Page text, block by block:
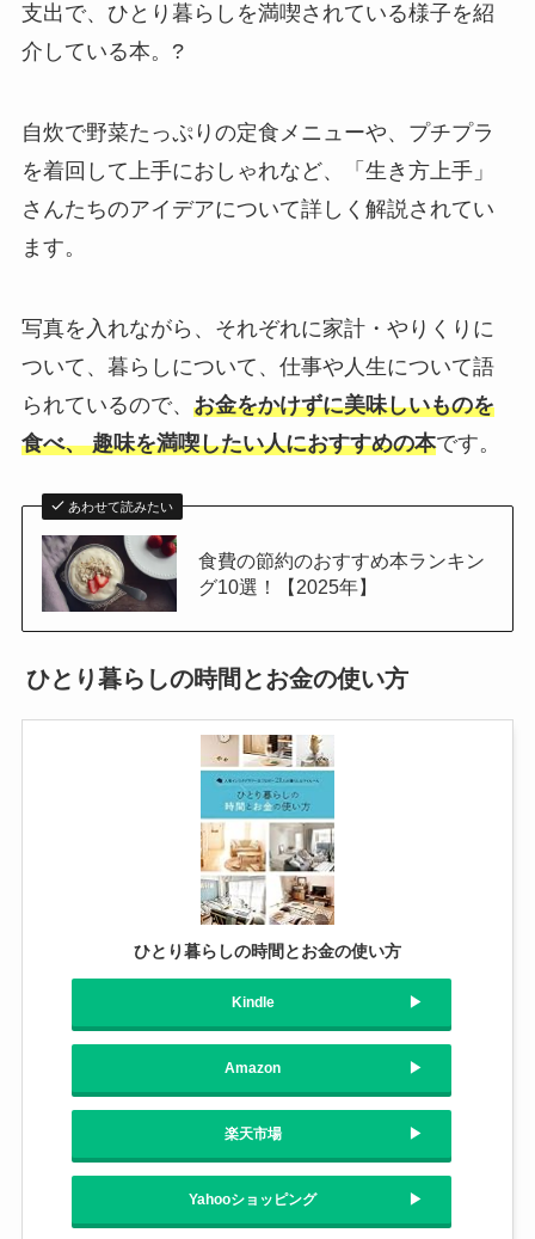
支出で、ひとり暮らしを満喫されている様子を紹
介している本。?
自炊で野菜たっぷりの定食メニューや、プチプラ
を着回して上手におしゃれなど、「生き方上手」
さんたちのアイデアについて詳しく解説されてい
ます。
写真を入れながら、それぞれに家計・やりくりに
ついて、暮らしについて、仕事や人生について語
られているので、 お金をかけずに美味しいものを
食べ、 趣味を満喫したい人におすすめの本です。
あわせて読みたい
食費の節約のおすすめ本ランキン
グ10選！【2025年】
ひとり暮らしの時間とお金の使い方
ひとり暮らしの時間とお金の使い方
Kindle
Amazon
楽天市場
Yahooショッピング